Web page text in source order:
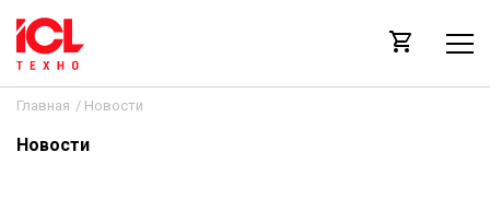
Главная / Новости
Новости